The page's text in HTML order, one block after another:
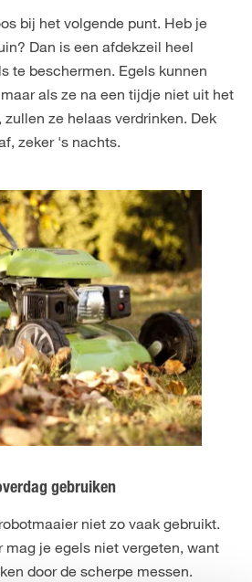
bij het volgende punt. Heb je
Dan is een afdekzeil heel
te beschermen. Egels kunnen
als ze na een tijdje niet uit het
ze helaas verdrinken. Dek
zeker 's nachts.
gebruiken
niet zo vaak gebruikt.
mag je egels niet vergeten, want
door de scherpe messen.